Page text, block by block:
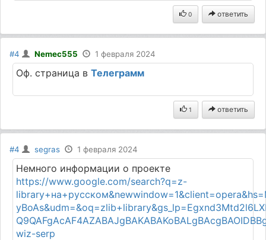
0 ответить
#4 Nemec555 1 февраля 2024
Оф. страница вТелеграмм
1 ответить
#4 segras 1 февраля 2024
Немного информации о проекте
https://www.google.com/search?q=z-
wiz-serp